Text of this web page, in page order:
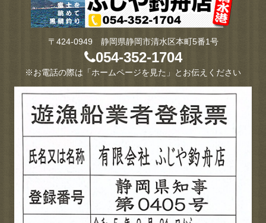
〒424-0949 静岡県静岡市清水区本町5番1号
054-352-1704
※お電話の際は「ホームページを見た」とお伝えください